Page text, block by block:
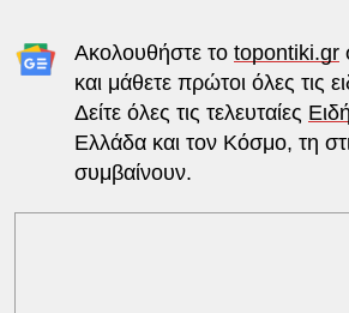
Ακολουθήστε το topontiki.gr
και μάθετε πρώτοι όλες τις
Δείτε όλες τις τελευταίες
Ελλάδα και τον Κόσμο, τη
συμβαίνουν.